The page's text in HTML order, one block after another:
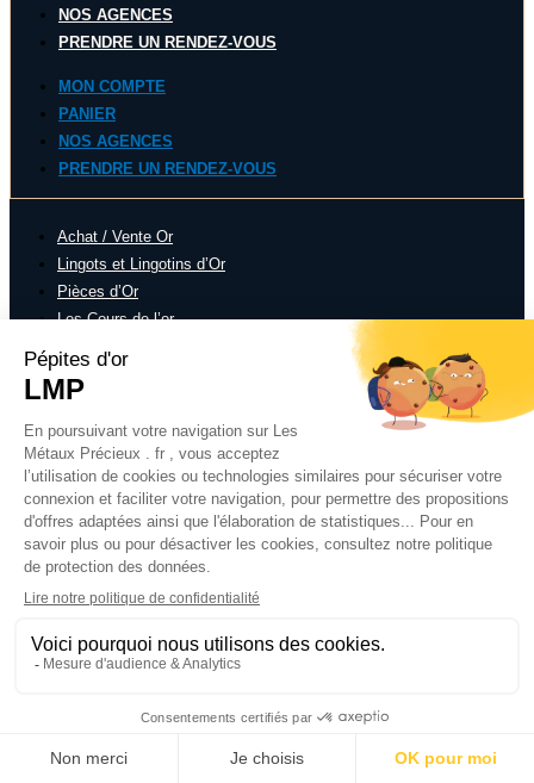
Panier
NOS AGENCES
PRENDRE UN RENDEZ-VOUS
MON COMPTE
PANIER
NOS AGENCES
PRENDRE UN RENDEZ-VOUS
Achat / Vente Or
Lingots et Lingotins d’Or
Pièces d’Or
Les Cours de l’or
Lingots et Lingotins d’Or
Pièces d’Or
Les Cours de l’or
Rachat bijoux Or
FAQ Or
Achat / Vente Argent
Lingots et Lingotins d’Argent
Pièces d’Argent
Rachat Argent